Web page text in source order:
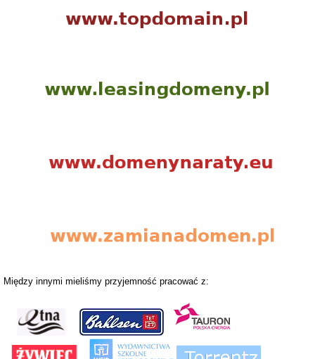
Między innymi mieliśmy przyjemność pracować z: